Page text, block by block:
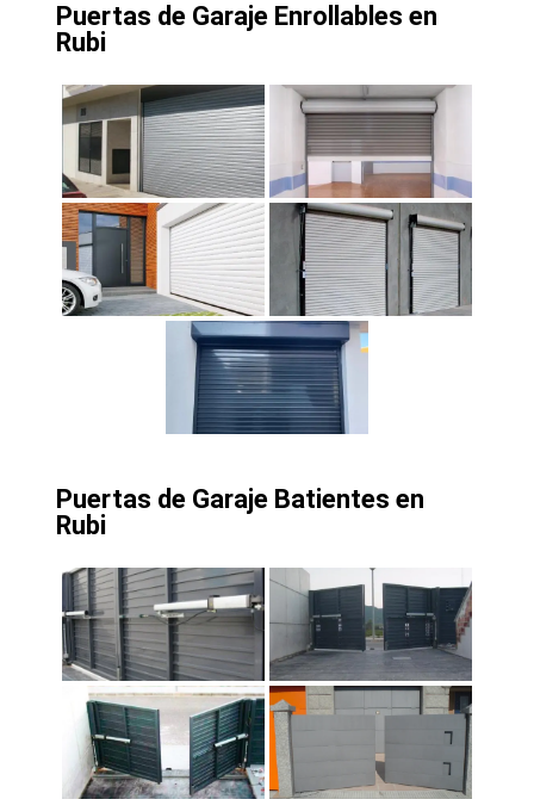
Puertas de Garaje Enrollables en
Rubi
Puertas de Garaje Batientes en
Rubi